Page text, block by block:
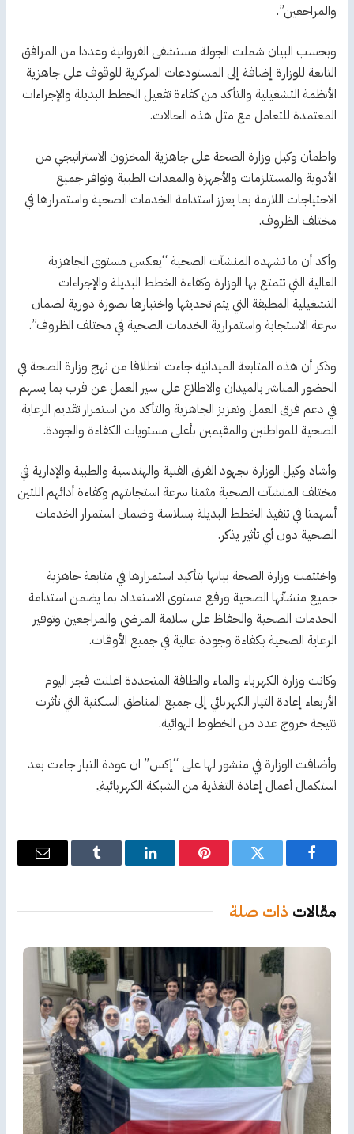
والمراجعين”.
وبحسب البيان شملت الجولة مستشفى الفروانية وعددا من المرافق
التابعة للوزارة إضافة إلى المستودعات المركزية للوقوف على جاهزية
الأنظمة التشغيلية والتأكد من كفاءة تفعيل الخطط البديلة والإجراءات
المعتمدة للتعامل مع مثل هذه الحالات.
واطمأن وكيل وزارة الصحة على جاهزية المخزون الاستراتيجي من
الأدوية والمستلزمات والأجهزة والمعدات الطبية وتوافر جميع
الاحتياجات اللازمة بما يعزز استدامة الخدمات الصحية واستمرارها في
مختلف الظروف.
وأكد أن ما تشهده المنشآت الصحية “يعكس مستوى الجاهزية
العالية التي تتمتع بها الوزارة وكفاءة الخطط البديلة والإجراءات
التشغيلية المطبقة التي يتم تحديثها واختبارها بصورة دورية لضمان
سرعة الاستجابة واستمرارية الخدمات الصحية في مختلف الظروف”.
وذكر أن هذه المتابعة الميدانية جاءت انطلاقا من نهج وزارة الصحة في
الحضور المباشر بالميدان والاطلاع على سير العمل عن قرب بما يسهم
في دعم فرق العمل وتعزيز الجاهزية والتأكد من استمرار تقديم الرعاية
الصحية للمواطنين والمقيمين بأعلى مستويات الكفاءة والجودة.
وأشاد وكيل الوزارة بجهود الفرق الفنية والهندسية والطبية والإدارية في
مختلف المنشآت الصحية مثمنا سرعة استجابتهم وكفاءة أدائهم اللتين
أسهمتا في تنفيذ الخطط البديلة بسلاسة وضمان استمرار الخدمات
الصحية دون أي تأثير يذكر.
واختتمت وزارة الصحة بيانها بتأكيد استمرارها في متابعة جاهزية
جميع منشآتها الصحية ورفع مستوى الاستعداد بما يضمن استدامة
الخدمات الصحية والحفاظ على سلامة المرضى والمراجعين وتوفير
الرعاية الصحية بكفاءة وجودة عالية في جميع الأوقات.
وكانت وزارة الكهرباء والماء والطاقة المتجددة اعلنت فجر اليوم
الأربعاء إعادة التيار الكهربائي إلى جميع المناطق السكنية التي تأثرت
نتيجة خروج عدد من الخطوط الهوائية.
وأضافت الوزارة في منشور لها على “إكس” ان عودة التيار جاءت بعد
استكمال أعمال إعادة التغذية من الشبكة الكهربائية.ِ
فيسبوك تويتر بينتيريستلينكدإن Tumblr
البريد
مقالات ذات صلة